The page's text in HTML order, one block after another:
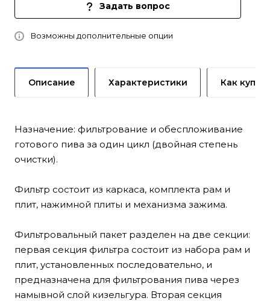
Задать вопрос
Возможны дополнительные опции
Описание Характеристики Как
Назначение: фильтрование и обеспложивание
готового пива за один цикл (двойная степень
очистки).
Фильтр состоит из каркаса, комплекта рам и
плит, нажимной плиты и механизма зажима.
Фильтровальный пакет разделен на две секции:
первая секция фильтра состоит из набора рам и
плит, установленных последовательно, и
предназначена для фильтрования пива через
намывной слой кизельгура. Вторая секция